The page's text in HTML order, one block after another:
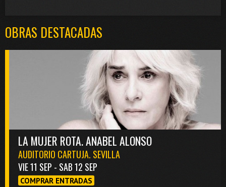
OBRAS DESTACADAS
LA MUJER ROTA. ANABEL ALONSO
AUDITORIO CARTUJA. SEVILLA
VIE 11 SEP - SAB 12 SEP
COMPRAR ENTRADAS